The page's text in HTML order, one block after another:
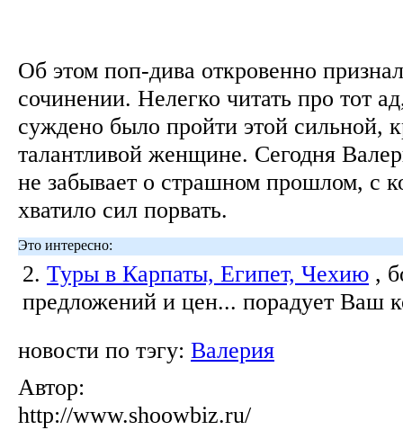
Об этом поп-дива откровенно
сочинении. Нелегко читать про тот
суждено было пройти этой сильной,
талантливой женщине. Сегодня
не забывает о страшном прошлом, с
хватило сил порвать.
Это интересно:
2. Туры в Карпаты, Египет, Чехию ,
предложений и цен... порадует Ваш
новости по тэгу: Валерия
Автор:
http://www.shoowbiz.ru/